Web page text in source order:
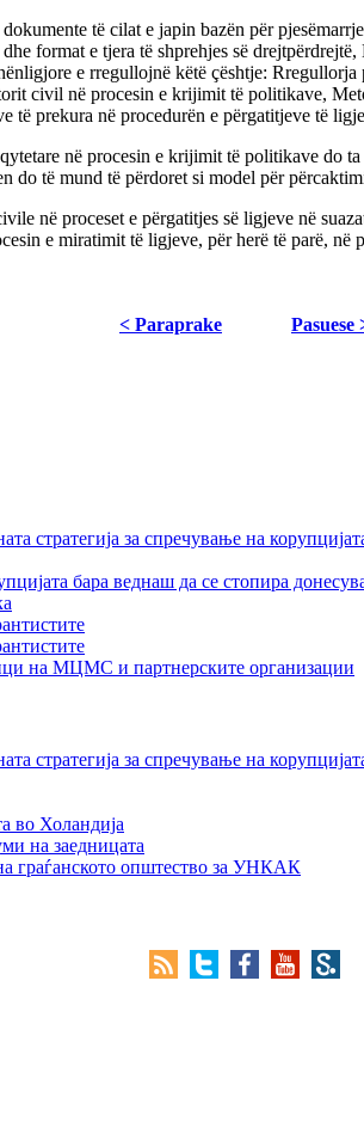
të cilat e japin bazën për
format e tjera të shprehjes së
e rregullojnë këtë çështje:
civil në procesin e krijimit të politikave,
të prekura në procedurën e përgatitjeve të
në procesin e krijimit të politikave do
do të mund të përdoret si model për
në proceset e përgatitjes së ligjeve në
e miratimit të ligjeve, për herë të parë, në
< Paraprake Pasuese
стратегија за спречување на
бара веднаш да се стопира
на МЦМС и партнерските организации
стратегија за спречување на
во Холандија
на заедницата
граѓанското општество за УНКАК